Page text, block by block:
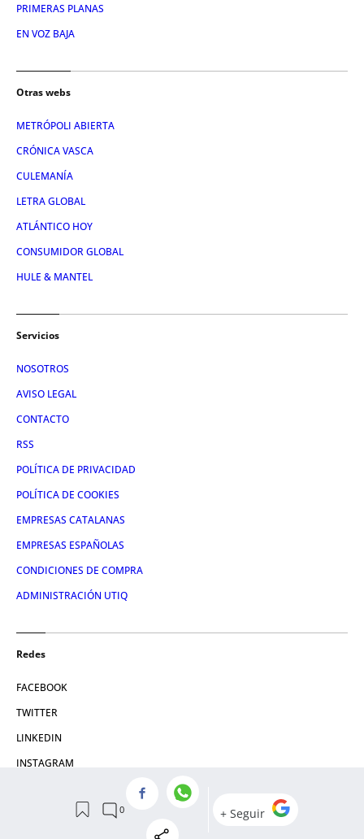
PRIMERAS PLANAS
EN VOZ BAJA
Otras webs
METRÓPOLI ABIERTA
CRÓNICA VASCA
CULEMANÍA
LETRA GLOBAL
ATLÁNTICO HOY
CONSUMIDOR GLOBAL
HULE & MANTEL
Servicios
NOSOTROS
AVISO LEGAL
CONTACTO
RSS
POLÍTICA DE PRIVACIDAD
POLÍTICA DE COOKIES
EMPRESAS CATALANAS
EMPRESAS ESPAÑOLAS
CONDICIONES DE COMPRA
ADMINISTRACIÓN UTIQ
Redes
FACEBOOK
TWITTER
LINKEDIN
INSTAGRAM